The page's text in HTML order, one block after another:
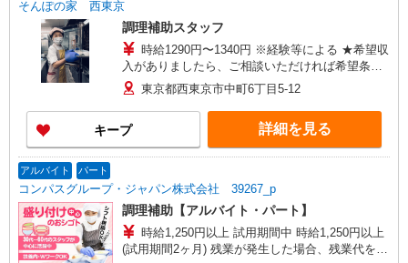
そんぽの家 西東京
調理補助スタッフ
時給1290円〜1340円 ※経験等による ★希望収
入がありましたら、ご相談いただければ希望条件
に合うかの確認もいたします。 ★時間外手当別途
支給 ★上記金額は働きがい向上手当を含みます。
★働きがい向上手当※26年6月改定（地域により異
なる） 社会保険加入者は更に＋50円
東京都西東京市中町6丁目5-12
キープ 詳細を見る
アルバイト パート
コンパスグループ・ジャパン株式会社 39267_p
調理補助【アルバイト・パート】
時給1,250円以上 試用期間中 時給1,250円以上
(試用期間2ヶ月) 残業が発生した場合、残業代を1